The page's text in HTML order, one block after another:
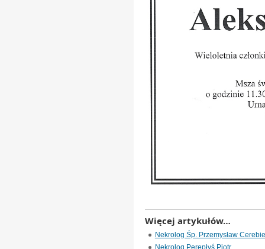
Więcej artykułów…
Nekrolog Śp. Przemysław
Nekrolog Perepłyś Piotr